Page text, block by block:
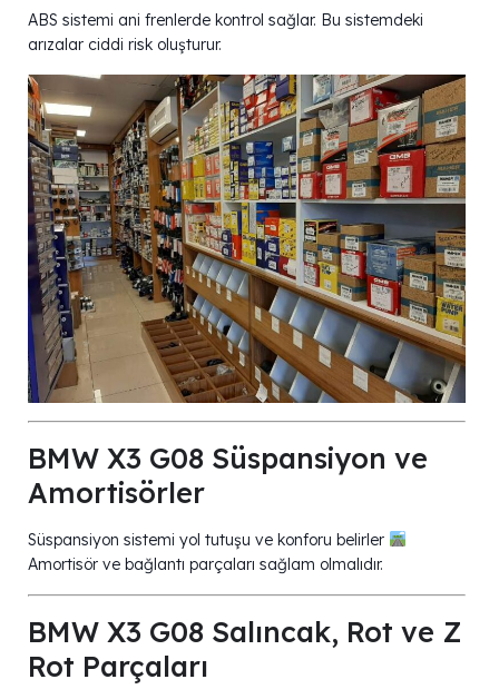
ABS sistemi ani frenlerde kontrol sağlar. Bu sistemdeki
arızalar ciddi risk oluşturur.
BMW X3 G08 Süspansiyon ve
Amortisörler
Süspansiyon sistemi yol tutuşu ve konforu belirler
Amortisör ve bağlantı parçaları sağlam olmalıdır.
BMW X3 G08 Salıncak, Rot ve Z
Rot Parçaları